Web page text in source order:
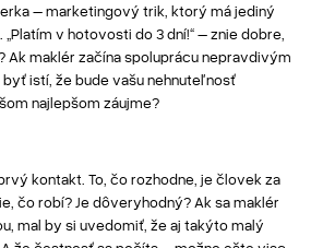
– marketingový trik, ktorý má jediný
v hotovosti do 3 dní!“ – znie dobre,
Ak maklér začína spoluprácu nepravdivým
istí, že bude vašu nehnuteľnosť
najlepšom záujme?
kontakt. To, čo rozhodne, je človek za
čo robí? Je dôveryhodný? Ak sa maklér
mal by si uvedomiť, že aj takýto malý